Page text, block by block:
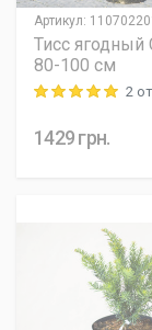
Артикул:
Тисс ягодный
80-100 см
Rating: 5 out of 5
2
1429грн.